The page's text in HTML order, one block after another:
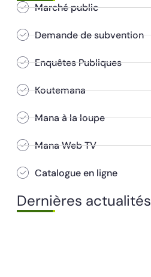
Marché public
Demande de subvention
Enquêtes Publiques
Koutemana
Mana à la loupe
Mana Web TV
Catalogue en ligne
Dernières actualités